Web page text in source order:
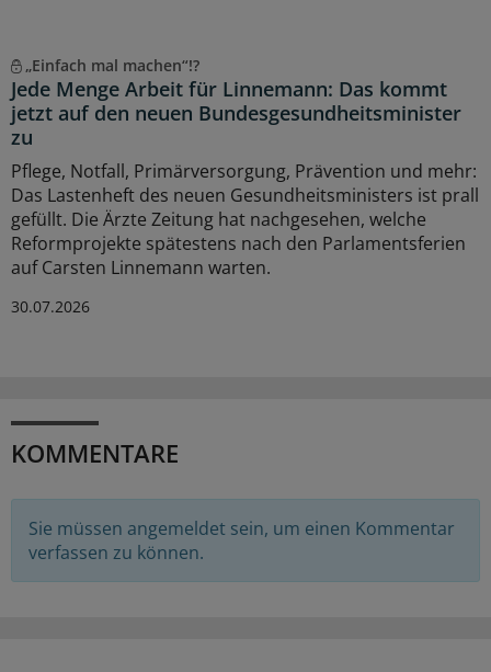
„Einfach mal machen“!?
Jede Menge Arbeit für Linnemann: Das kommt
jetzt auf den neuen Bundesgesundheitsminister
zu
Pflege, Notfall, Primärversorgung, Prävention und mehr:
Das Lastenheft des neuen Gesundheitsministers ist prall
gefüllt. Die Ärzte Zeitung hat nachgesehen, welche
Reformprojekte spätestens nach den Parlamentsferien
auf Carsten Linnemann warten.
30.07.2026
KOMMENTARE
Sie müssen angemeldet sein, um einen Kommentar
verfassen zu können.